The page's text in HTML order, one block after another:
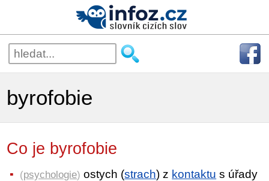
byrofobie
Co je byrofobie
(psychologie) ostych (strach) z kontaktu s úřady